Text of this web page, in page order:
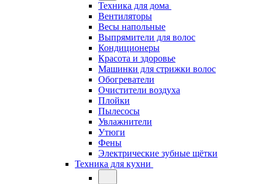
Техника для дома
Вентиляторы
Весы напольные
Выпрямители для волос
Кондиционеры
Красота и здоровье
Машинки для стрижки волос
Обогреватели
Очистители воздуха
Плойки
Пылесосы
Увлажнители
Утюги
Фены
Электрические зубные щётки
Техника для кухни